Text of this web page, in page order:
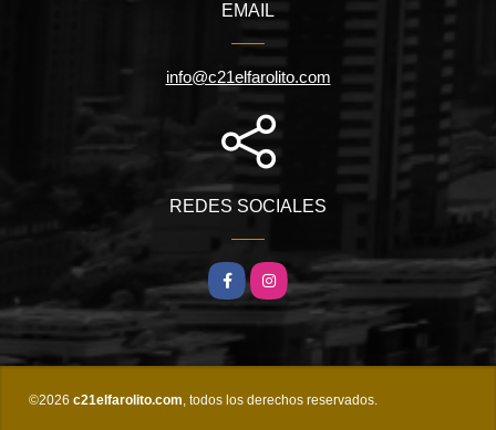
EMAIL
info@c21elfarolito.com
REDES SOCIALES
FacebookInstagram
©2026 c21elfarolito.com, todos los derechos reservados.